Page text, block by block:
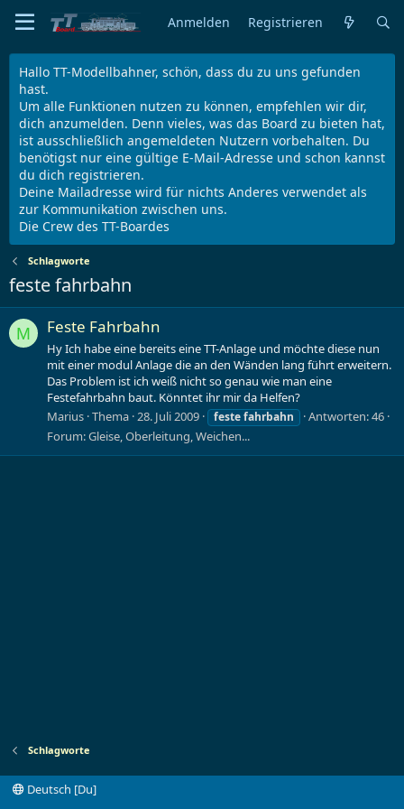
Anmelden Registrieren
Hallo TT-Modellbahner, schön, dass du zu uns gefunden
hast.
Um alle Funktionen nutzen zu können, empfehlen wir dir,
dich anzumelden. Denn vieles, was das Board zu bieten hat,
ist ausschließlich angemeldeten Nutzern vorbehalten. Du
benötigst nur eine gültige E-Mail-Adresse und schon kannst
du dich registrieren.
Deine Mailadresse wird für nichts Anderes verwendet als
zur Kommunikation zwischen uns.
Die Crew des TT-Boardes
Schlagworte
feste fahrbahn
M Feste Fahrbahn
Hy Ich habe eine bereits eine TT-Anlage und möchte diese nun
mit einer modul Anlage die an den Wänden lang führt erweitern.
Das Problem ist ich weiß nicht so genau wie man eine
Festefahrbahn baut. Könntet ihr mir da Helfen?
Marius Thema 28. Juli 2009 festefahrbahn
Antworten: 46
Forum:Gleise, Oberleitung, Weichen...
Schlagworte
Deutsch [Du]